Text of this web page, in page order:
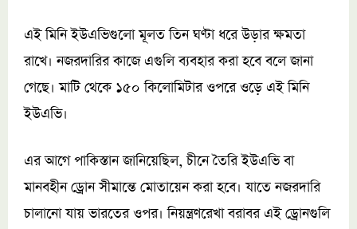
এই মিনি ইউএভিগুলো মূলত তিন ঘণ্টা ধরে উড়ার ক্ষমতা
রাখে। নজরদারির কাজে এগুলি ব্যবহার করা হবে বলে জানা
গেছে। মাটি থেকে ১৫০ কিলোমিটার ওপরে ওড়ে এই মিনি
ইউএভি।
এর আগে পাকিস্তান জানিয়েছিল, চীনে তৈরি ইউএভি বা
মানবহীন ড্রোন সীমান্তে মোতায়েন করা হবে। যাতে নজরদারি
চালানো যায় ভারতের ওপর। নিয়ন্ত্রণরেখা বরাবর এই ড্রোনগুলি